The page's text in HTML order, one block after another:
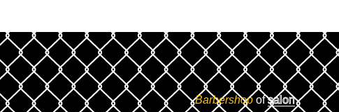
Barbershop of salon